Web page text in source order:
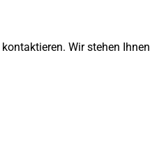
Wir stehen